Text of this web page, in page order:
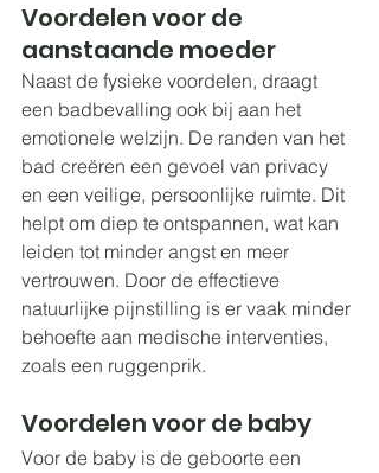
Voordelen voor de
aanstaande moeder
Naast de fysieke voordelen, draagt
een badbevalling ook bij aan het
emotionele welzijn. De randen van het
bad creëren een gevoel van privacy
en een veilige, persoonlijke ruimte. Dit
helpt om diep te ontspannen, wat kan
leiden tot minder angst en meer
vertrouwen. Door de effectieve
natuurlijke pijnstilling is er vaak minder
behoefte aan medische interventies,
zoals een ruggenprik.
Voordelen voor de baby
Voor de baby is de geboorte een